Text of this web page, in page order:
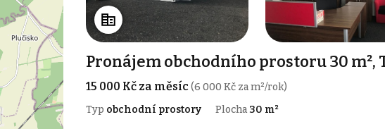
Pronájem obchodního prostoru 30 m²,
15 000 Kč za měsíc(6 000 Kč za m²/rok)
Typ obchodní prostory Plocha 30 m²